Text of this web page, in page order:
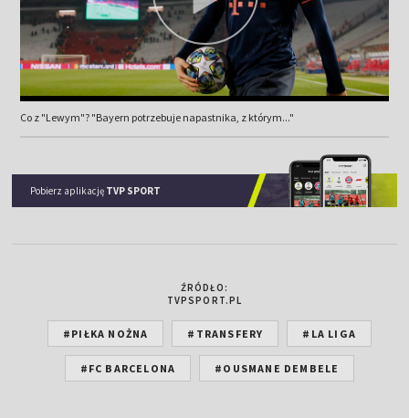
Co z "Lewym"? "Bayern potrzebuje napastnika, z którym..."
Pobierz aplikację TVP SPORT
ŹRÓDŁO:
TVPSPORT.PL
#PIŁKA NOŻNA #TRANSFERY #LA LIGA
#FC BARCELONA #OUSMANE DEMBELE